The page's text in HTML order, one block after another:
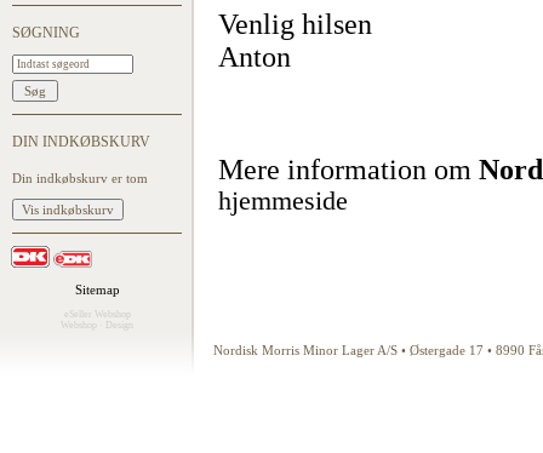
SØGNING
DIN INDKØBSKURV
Din indkøbskurv er tom
Sitemap
eSeller Webshop
Webshop
Design
Venlig hilsen
Anton
Mere information om
hjemmeside
Nordisk Morris Minor Lager A/S • Østergade 17 • 8990